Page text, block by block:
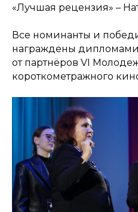
«Лучшая рецензия» –
Все номинанты и
награждены
от партнёров VI
короткометражного